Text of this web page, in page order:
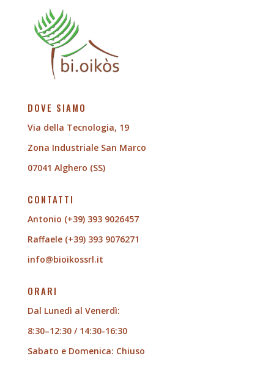
DOVE SIAMO
Via della Tecnologia, 19
Zona Industriale San Marco
07041 Alghero (SS)
CONTATTI
Antonio (+39) 393 9026457
Raffaele (+39) 393 9076271
info@bioikossrl.it
ORARI
Dal Lunedì al Venerdì:
8:30–12:30 / 14:30-16:30
Sabato e Domenica: Chiuso